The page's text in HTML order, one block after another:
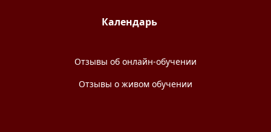
Календарь
Отзывы об онлайн-обучении
Отзывы о живом обучении